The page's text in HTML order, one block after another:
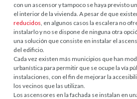
con un ascensor y tampoco se haya previsto
el interior de la vivienda. A pesar de que
reducidos , en algunos casos la escalera no
instalarlo y no se dispone de ninguna otra
una solución que consiste en instalar el
del edificio.
Cada vez existen más municipios que han
urbanística para permitir que se ocupe la vía
instalaciones, con el fin de mejorar la
los vecinos que las utilizan.
Los ascensores en la fachada se instalan en